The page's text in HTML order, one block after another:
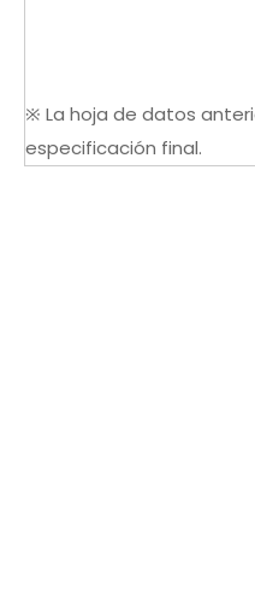
※ La hoja de datos
especificación final.